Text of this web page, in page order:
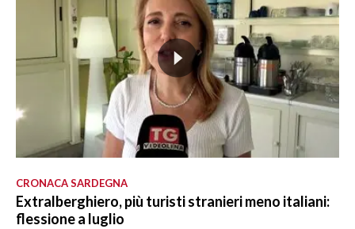
CRONACA SARDEGNA
Extralberghiero, più turisti stranieri meno italiani:
flessione a luglio